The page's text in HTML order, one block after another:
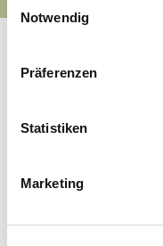
i
Notwendig
Präferenzen
Statistiken
Marketing
0 km
190 m
200 m
210 m